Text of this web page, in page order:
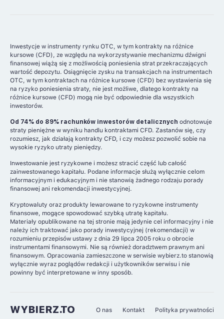
Inwestycje w instrumenty rynku OTC, w tym kontrakty na różnice
kursowe (CFD), ze względu na wykorzystywanie mechanizmu dźwigni
finansowej wiążą się z możliwością poniesienia strat przekraczających
wartość depozytu. Osiągnięcie zysku na transakcjach na instrumentach
OTC, w tym kontraktach na różnice kursowe (CFD) bez wystawienia się
na ryzyko poniesienia straty, nie jest możliwe, dlatego kontrakty na
różnice kursowe (CFD) mogą nie być odpowiednie dla wszystkich
inwestorów.
Od 74% do 89% rachunków inwestorów detalicznych odnotowuje
straty pieniężne w wyniku handlu kontraktami CFD. Zastanów się, czy
rozumiesz, jak działają kontrakty CFD, i czy możesz pozwolić sobie na
wysokie ryzyko utraty pieniędzy.
Inwestowanie jest ryzykowne i możesz stracić część lub całość
zainwestowanego kapitału. Podane informacje służą wyłącznie celom
informacyjnym i edukacyjnym i nie stanowią żadnego rodzaju porady
finansowej ani rekomendacji inwestycyjnej.
Kryptowaluty oraz produkty lewarowane to ryzykowne instrumenty
finansowe, mogące spowodować szybką utratę kapitału.
Materiały opublikowane na tej stronie mają jedynie cel informacyjny i nie
należy ich traktować jako porady inwestycyjnej (rekomendacji) w
rozumieniu przepisów ustawy z dnia 29 lipca 2005 roku o obrocie
instrumentami finansowymi. Nie są również doradztwem prawnym ani
finansowym. Opracowania zamieszczone w serwisie wybierz.to stanowią
wyłącznie wyraz poglądów redakcji i użytkowników serwisu i nie
powinny być interpretowane w inny sposób.
WYBIERZ.TO O nas Kontakt Polityka prywatności